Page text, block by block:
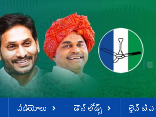
వీడియోలు డౌన్ లోడ్స్ లైవ్ టి.వి